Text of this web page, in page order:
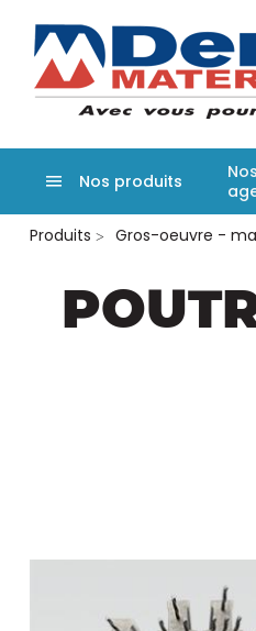
Aller
principal
Nos produits
Nos
Produits
Gros-oeuvre -